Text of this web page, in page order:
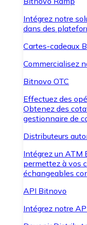
Intégrez notre
dans des
Cartes-cadeaux
Commercialisez
Bitnovo OTC
Effectuez des
Obtenez des
gestionnaire de
Distributeurs
Intégrez un ATM
permettez à vos
échangeables
API Bitnovo
Intégrez notre